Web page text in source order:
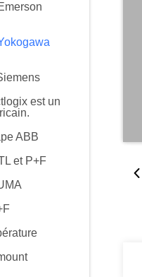
est un
ABB
et P+F